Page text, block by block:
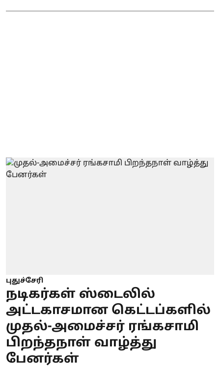
புதுச்சேரி
நடிகர்கள் ஸ்டைலில்
அட்டகாசமான கெட்டப்களில்
முதல்-அமைச்சர் ரங்கசாமி
பிறந்தநாள் வாழ்த்து
பேனர்கள்